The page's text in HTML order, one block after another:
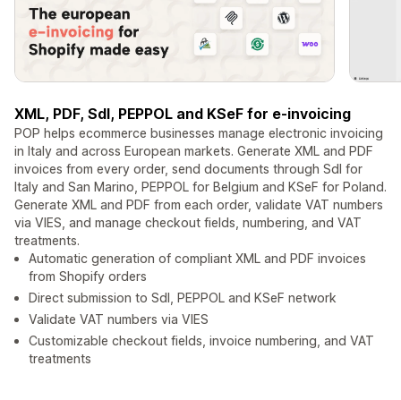
XML, PDF, SdI, PEPPOL and KSeF for e-invoicing
POP helps ecommerce businesses manage electronic invoicing
in Italy and across European markets. Generate XML and PDF
invoices from every order, send documents through SdI for
Italy and San Marino, PEPPOL for Belgium and KSeF for Poland.
Generate XML and PDF from each order, validate VAT numbers
via VIES, and manage checkout fields, numbering, and VAT
treatments.
Automatic generation of compliant XML and PDF invoices
from Shopify orders
Direct submission to SdI, PEPPOL and KSeF network
Validate VAT numbers via VIES
Customizable checkout fields, invoice numbering, and VAT
treatments